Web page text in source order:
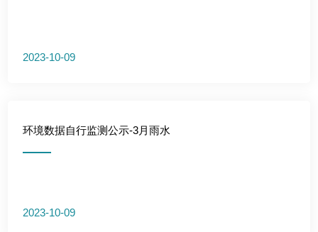
2023-10-09
环境数据自行监测公示-3月雨水
2023-10-09